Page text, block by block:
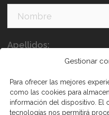
Gestionar
Para ofrecer las mejores
como las cookies para
información del dispositivo. El
tecnologías nos permitirá
Apellidos: